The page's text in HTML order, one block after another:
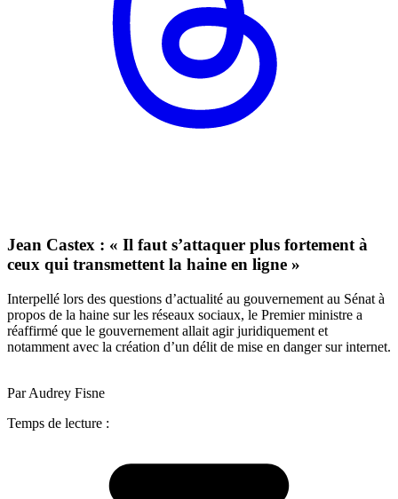
Jean Castex : « Il faut s’attaquer plus fortement à
ceux qui transmettent la haine en ligne »
Interpellé lors des questions d’actualité au gouvernement au Sénat à
propos de la haine sur les réseaux sociaux, le Premier ministre a
réaffirmé que le gouvernement allait agir juridiquement et
notamment avec la création d’un délit de mise en danger sur internet.
Par Audrey Fisne
Temps de lecture :